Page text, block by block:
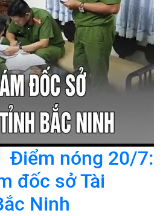
Điểm nóng 20/7:
đốc sở Tài
Ninh